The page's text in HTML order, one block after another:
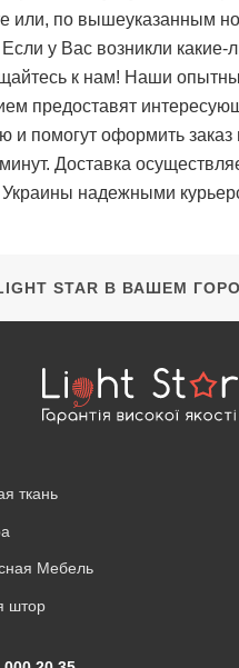
или, по вышеуказанным
у Вас возникли какие-
к нам! Наши
предоставят
и помогут оформить заказ
Доставка
Украины надежными
STAR В ВАШЕМ
ткань
Мебель
штор